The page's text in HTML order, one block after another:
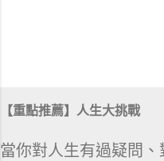
【重點推薦】人生大挑戰
當你對人生有過疑問